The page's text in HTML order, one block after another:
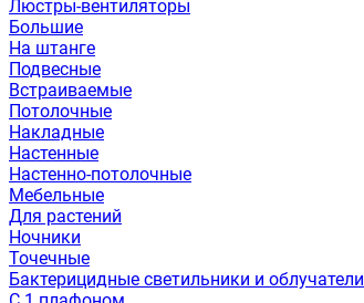
Люстры-вентиляторы
Большие
На штанге
Подвесные
Встраиваемые
Потолочные
Накладные
Настенные
Настенно-потолочные
Мебельные
Для растений
Ночники
Точечные
Бактерицидные светильники и облучатели